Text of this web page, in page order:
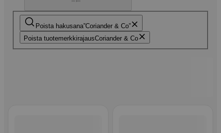
Poista hakusana Coriander & Co
Poista tuotemerkkirajausCoriander & Co